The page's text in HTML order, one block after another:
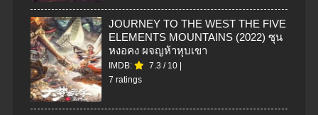
JOURNEY TO THE WEST THE FIVE
ELEMENTS MOUNTAINS (2022) ซุน
หงอคง ผจญห้าหุบเขา
IMDB: 7.3 / 10 |
7 ratings